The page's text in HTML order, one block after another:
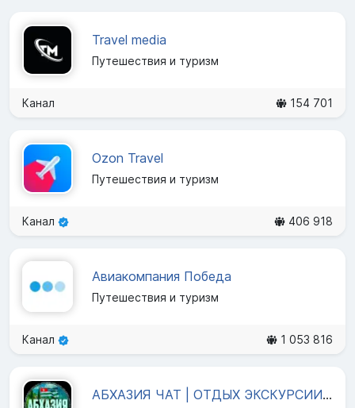
Travel media
Путешествия и туризм
Канал 154 701
Ozon Travel
Путешествия и туризм
Канал 406 918
Авиакомпания Победа
Путешествия и туризм
Канал 1 053 816
АБХАЗИЯ ЧАТ | ОТДЫХ ЭКСКУРСИИ 🏝